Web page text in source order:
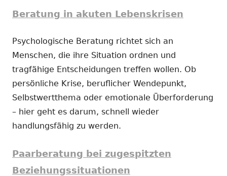
Beratung in akuten Lebenskrisen
Psychologische Beratung richtet sich an
Menschen, die ihre Situation ordnen und
tragfähige Entscheidungen treffen wollen. Ob
persönliche Krise, beruflicher Wendepunkt,
Selbstwertthema oder emotionale Überforderung
– hier geht es darum, schnell wieder
handlungsfähig zu werden.
Paarberatung bei zugespitzten
Beziehungssituationen